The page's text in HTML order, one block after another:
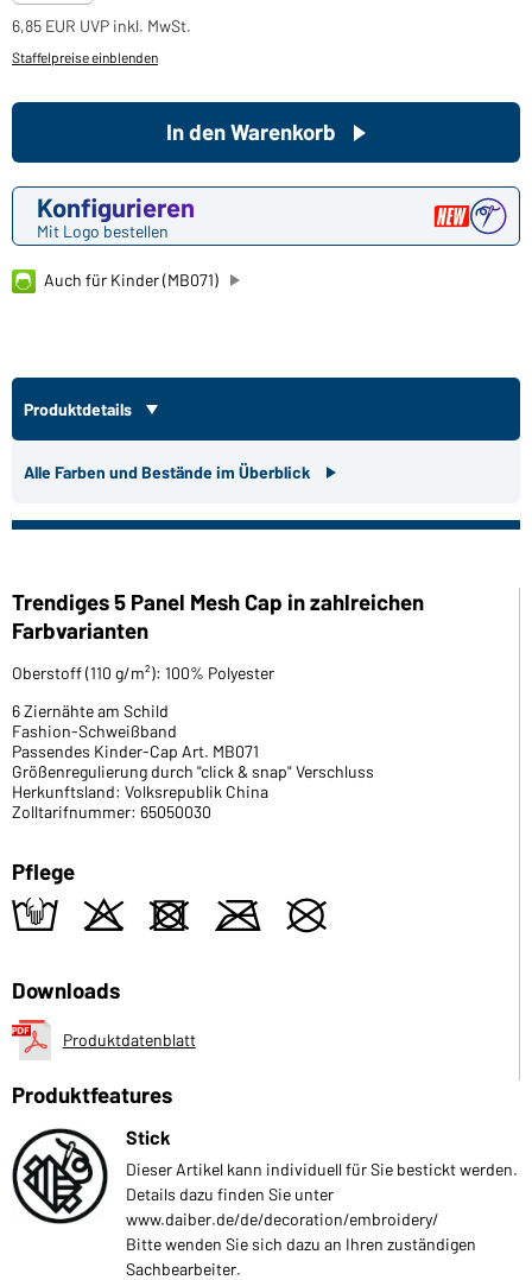
6,85 EUR UVP inkl. MwSt.
Staffelpreise einblenden
Konfigurieren
Mit Logo bestellen
In den Warenkorb
Auch für Kinder (MB071)
Produktdetails
Alle Farben und Bestände im Überblick
Trendiges 5 Panel Mesh Cap in zahlreichen
Farbvarianten
Oberstoff (110 g/m²): 100% Polyester
6 Ziernähte am Schild
Fashion-Schweißband
Passendes Kinder-Cap Art. MB071
Größenregulierung durch "click & snap" Verschluss
Herkunftsland: Volksrepublik China
Zolltarifnummer: 65050030
Pflege
t o d m U
Downloads
Produktdatenblatt
Produktfeatures
Stick
Dieser Artikel kann individuell für Sie bestickt werden.
Details dazu finden Sie unter
www.daiber.de/de/decoration/embroidery/
Bitte wenden Sie sich dazu an Ihren zuständigen
Sachbearbeiter.